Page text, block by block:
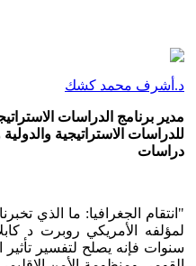
د.أشرف محمد كشك
مدير برنامج الدراسات
للدراسات الاستراتيجية
دراسات
"انتقام الجغرافيا: ما الذي
لمؤلفه الأمريكي روبرت د
سنوات فإنه يصلح لتفسير